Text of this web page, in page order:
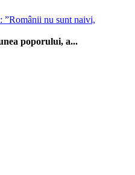
”Românii nu sunt naivi,
poporului, a...